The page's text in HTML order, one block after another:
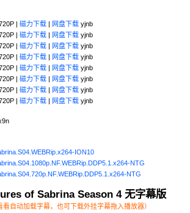
| 磁力下载 | 网盘下载 yjnb
| 磁力下载 | 网盘下载 yjnb
| 磁力下载 | 网盘下载 yjnb
| 磁力下载 | 网盘下载 yjnb
| 磁力下载 | 网盘下载 yjnb
| 磁力下载 | 网盘下载 yjnb
| 磁力下载 | 网盘下载 yjnb
| 磁力下载 | 网盘下载 yjnb
ION10
NTG
NTG
of Sabrina Season 4 无字幕版
看自动加载字幕，也可下载外挂字幕拖入播放器）